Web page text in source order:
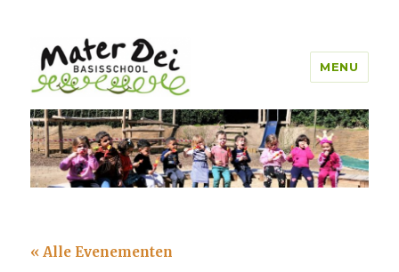
Mater Dei Genk
MENU
« Alle Evenementen